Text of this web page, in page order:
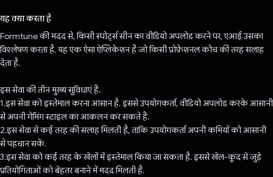
यह क्या करता है
Formtune की मदद से, किसी स्पोर्ट्स सीन का वीडियो अपलोड करने पर, एआई उसका
विश्लेषण करता है. यह एक ऐसा ऐप्लिकेशन है जो किसी प्रोफ़ेशनल कोच की तरह सलाह
देता है.
इस सेवा की तीन मुख्य सुविधाएं हैं.
1.इस सेवा को इस्तेमाल करना आसान है. इससे उपयोगकर्ता, वीडियो अपलोड करके आसानी
से अपनी गेमिंग स्टाइल का आकलन कर सकते हैं.
2.इस सेवा से कई तरह की सलाह मिलती है, ताकि उपयोगकर्ता अपनी कमियों को आसानी
से पहचान सकें.
3.इस सेवा को कई तरह के खेलों में इस्तेमाल किया जा सकता है. इससे खेल-कूद से जुड़े
प्रतियोगिताओं को बेहतर बनाने में मदद मिलती है.